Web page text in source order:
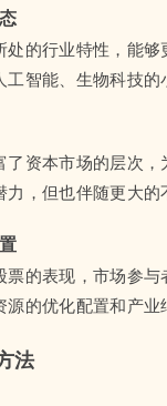
处的行业特性，能
智能、生物科技的
了资本市场的层次
，但也伴随更大的
票的表现，市场参
的优化配置和产业
法